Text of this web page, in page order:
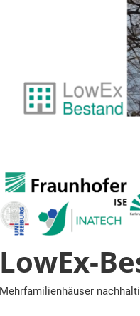
LowEx-
Mehrfamilienhäuser